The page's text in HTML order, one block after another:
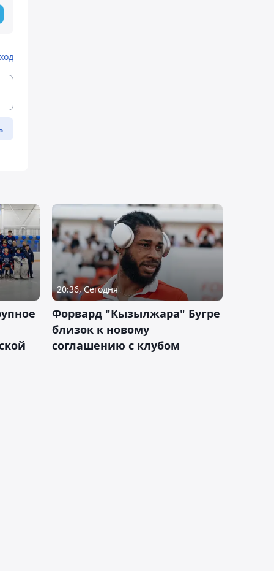
20:36, Сегодня
Форвард "Кызылжара" Бугре
близок к новому
соглашению с клубом